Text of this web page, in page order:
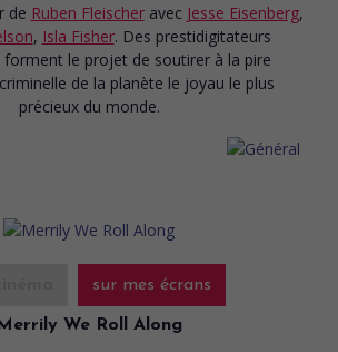
de Ruben Fleischer avec Jesse Eisenberg,
, Isla Fisher. Des prestidigitateurs
forment le projet de soutirer à la pire
de la planète le joyau le plus
précieux du monde.
sur mes écrans
Merrily We Roll Along